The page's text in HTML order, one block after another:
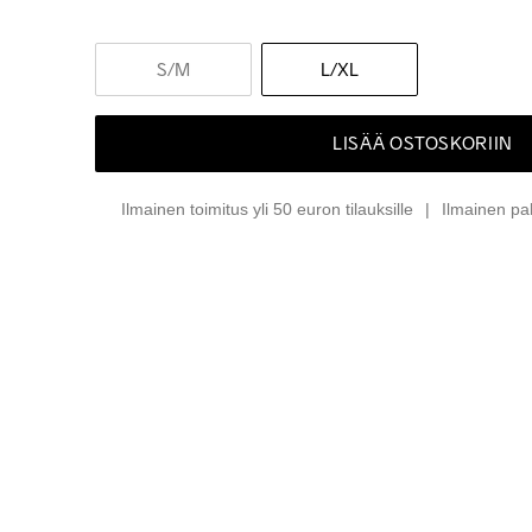
S/M L/XL
LISÄÄ OSTOSKORIIN
Ilmainen toimitus yli 50 euron tilauksille Ilmainen